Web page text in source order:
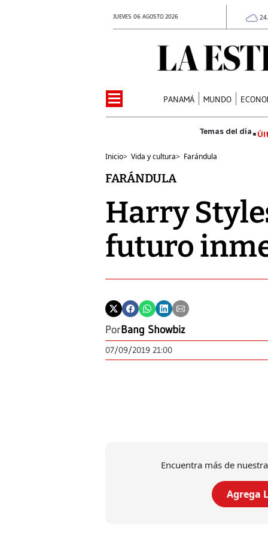
JUEVES 06 AGOSTO 2026
PANAMÁ MUNDO
Inicio> Vida y cultura> Farándula
FARÁNDULA
Harry
futuro
PorBang Showbiz
07/09/2019 21:00
Encuentra más de
Agrega